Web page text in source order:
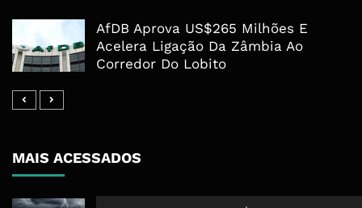
AfDB Aprova US$265 Milhões E
Acelera Ligação Da Zâmbia Ao
Corredor Do Lobito
MAIS ACESSADOS